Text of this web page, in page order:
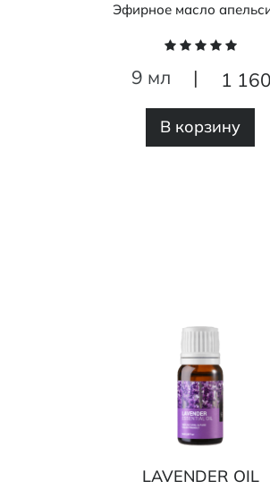
Эфирное масло
9 мл | 1
В корзину
LAVENDER OIL